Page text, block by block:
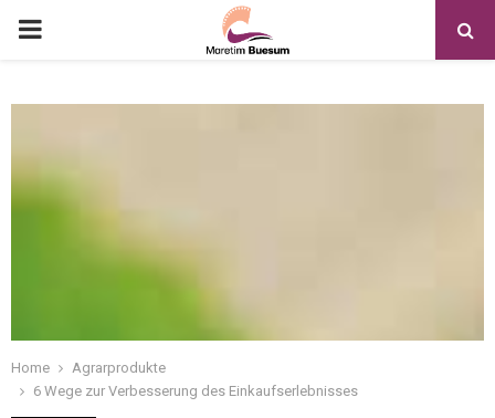
Home
Agrarprodukte
6 Wege zur Verbesserung des Einkaufserlebnisses